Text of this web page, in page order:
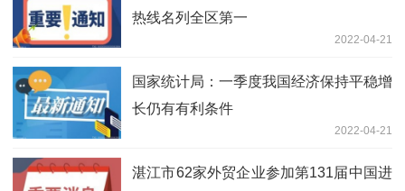
热线名列全区第一
2022-04-21
国家统计局：一季度我国经济保持平稳增
长仍有有利条件
2022-04-21
湛江市62家外贸企业参加第131届中国进